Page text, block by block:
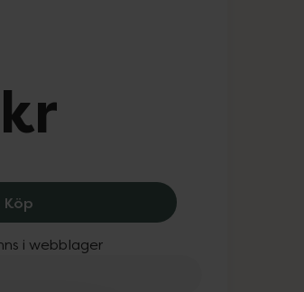
Köp BubbleT Calm Strawberry &
i webblager